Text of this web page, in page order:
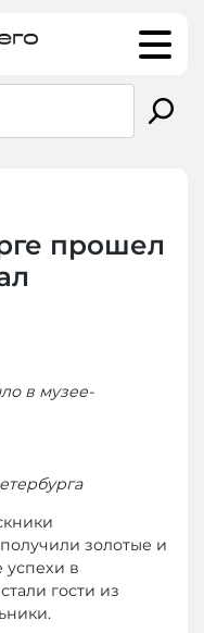
прошел
в музее-
золотые и
успехи в
гости из